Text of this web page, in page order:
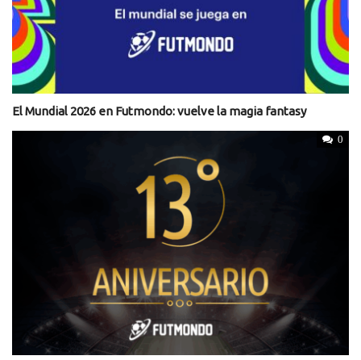
El Mundial 2026 en Futmondo: vuelve la magia fantasy
0